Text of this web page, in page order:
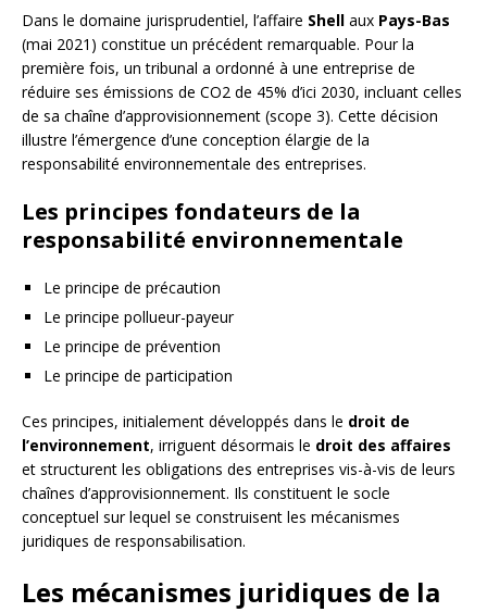
Dans le domaine jurisprudentiel, l’affaire Shell aux Pays-Bas
(mai 2021) constitue un précédent remarquable. Pour la
première fois, un tribunal a ordonné à une entreprise de
réduire ses émissions de CO2 de 45% d’ici 2030, incluant celles
de sa chaîne d’approvisionnement (scope 3). Cette décision
illustre l’émergence d’une conception élargie de la
responsabilité environnementale des entreprises.
Les principes fondateurs de la
responsabilité environnementale
Le principe de précaution
Le principe pollueur-payeur
Le principe de prévention
Le principe de participation
Ces principes, initialement développés dans le droit de
l’environnement, irriguent désormais le droit des affaires
et structurent les obligations des entreprises vis-à-vis de leurs
chaînes d’approvisionnement. Ils constituent le socle
conceptuel sur lequel se construisent les mécanismes
juridiques de responsabilisation.
Les mécanismes juridiques de la